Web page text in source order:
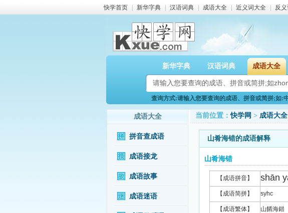
快学首页 新华字典 汉语词典 成语大全 近义词大全 反
新华字典 汉语词典 成语大全
查询方式:请输入您要查询的成语、拼音或简拼;如:
成语大全
拼音查成语
成语接龙
成语故事
成语迷语
当前位置：快学网 > 成语大全
山肴海错的成语解释
山肴海错
【成语拼音】 shān
【成语简拼】 syhc
【成语繁体】 山餚海錯